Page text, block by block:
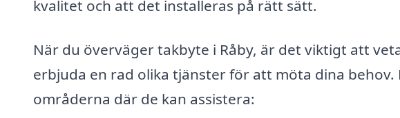
kvalitet och att det installeras på rätt sätt.
När du överväger takbyte i Råby, är det viktigt att
erbjuda en rad olika tjänster för att möta dina behov.
områderna där de kan assistera: